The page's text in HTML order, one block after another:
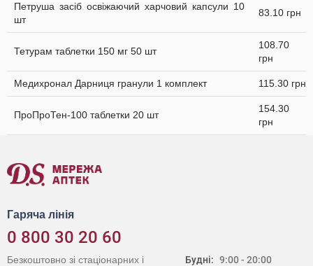
Петруша засіб освіжаючий харчовий капсули 10
шт
83.10 грн
Тетурам таблетки 150 мг 50 шт
108.70
грн
Медихронал Дарниця гранули 1 комплект 115.30 грн
ПроПроТен-100 таблетки 20 шт
154.30
грн
Гаряча лінія
0 800 30 20 60
Будні: 9:00 - 20:00
Безкоштовно зі стаціонарних і